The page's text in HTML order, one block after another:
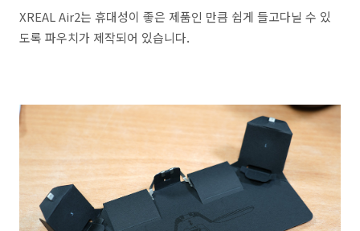
XREAL Air2는 휴대성이 좋은 제품인 만큼 쉽게 들고다닐 수 있
도록 파우치가 제작되어 있습니다.